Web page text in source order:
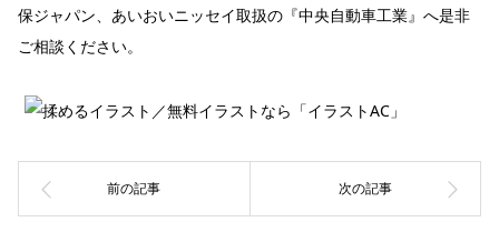
保ジャパン、あいおいニッセイ取扱の『中央自動車工業』へ是非
ご相談ください。